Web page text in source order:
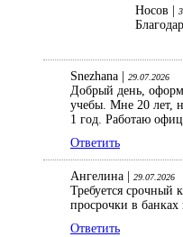
Носов |
Snezhana | 29.07.2026
Добрый день,
учебы. Мне 20 лет,
1 год. Работаю
Ответить
Ангелина | 29.07.2026
Требуется срочный
просрочки в
Ответить